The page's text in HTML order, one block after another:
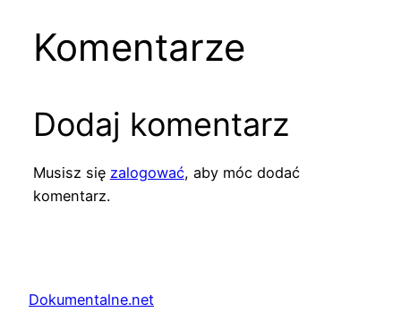
Komentarze
Dodaj komentarz
Musisz się zalogować, aby móc dodać
komentarz.
Dokumentalne.net